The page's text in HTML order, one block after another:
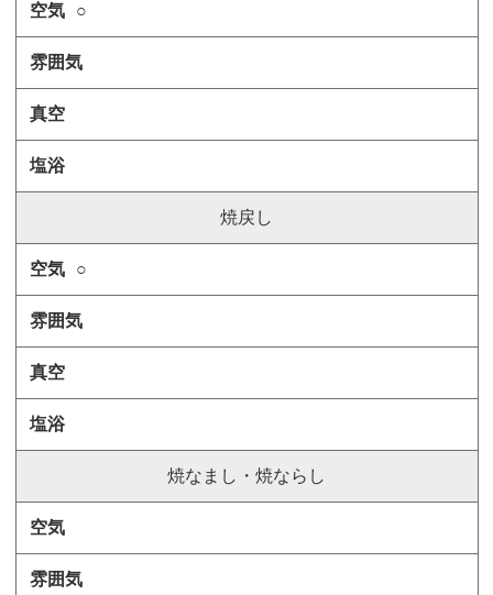
○
焼戻し
○
焼なまし・焼ならし